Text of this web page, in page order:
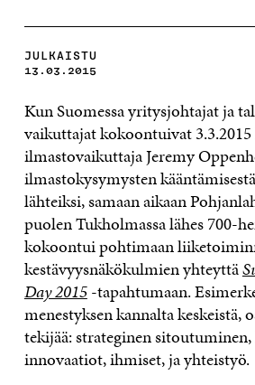
JULKAISTU
13.03.2015
Kun Suomessa yritysjohtajat ja
vaikuttajat kokoontuivat
ilmastovaikuttaja Jeremy
ilmastokysymysten
lähteiksi, samaan aikaan
puolen Tukholmassa lähes 700-
kokoontui pohtimaan
kestävyysnäkökulmien yhteyttä
Day 2015-tapahtumaan.
menestyksen kannalta keskeistä,
tekijää: strateginen
innovaatiot, ihmiset, ja yhteistyö.